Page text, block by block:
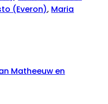
(Everon), Maria
Matheeuw en